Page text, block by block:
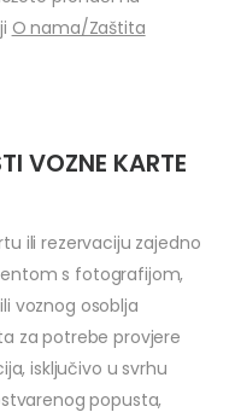
O nama/Zaštita
VOZNE KARTE
ili rezervaciju zajedno
s fotografijom,
voznog osoblja
za potrebe provjere
isključivo u svrhu
popusta,